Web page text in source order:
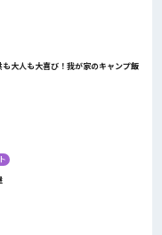
大人も大喜び！我が家のキャンプ飯